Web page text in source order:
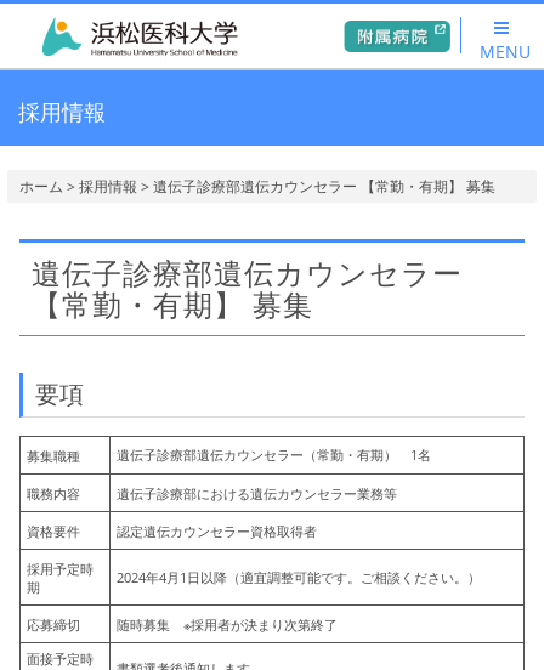
MENU
採用情報
ホーム > 採用情報 > 遺伝子診療部遺伝カウンセラー 【常勤・有期】 募集
遺伝子診療部遺伝カウンセラー
【常勤・有期】 募集
要項
募集職種 遺伝子診療部遺伝カウンセラー（常勤・有期） 1名
職務内容 遺伝子診療部における遺伝カウンセラー業務等
資格要件 認定遺伝カウンセラー資格取得者
採用予定時
期
2024年4月1日以降（適宜調整可能です。ご相談ください。）
応募締切
随時募集 ※採用者が決まり次第終了
面接予定時